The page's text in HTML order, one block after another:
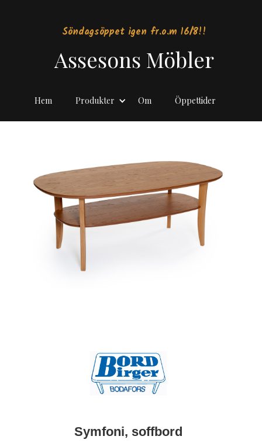
Söndagsöppet igen fr.o.m 16/8!!
Assesons Möbler
Hem Produkter Om Öppettider
Symfoni, soffbord